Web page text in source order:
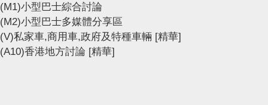
(M1)小型巴士綜合討論
(M2)小型巴士多媒體分享區
(V)私家車,商用車,政府及特種車輛 [精華]
(A10)香港地方討論 [精華]